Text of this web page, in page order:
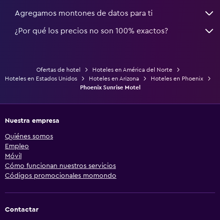
Agregamos montones de datos para ti
¿Por qué los precios no son 100% exactos?
Ofertas de hotel
Hoteles en América del Norte
Hoteles en Estados Unidos
Hoteles en Arizona
Hoteles en Phoenix
Phoenix Sunrise Motel
Nuestra empresa
Quiénes somos
Empleo
Móvil
Cómo funcionan nuestros servicios
Códigos promocionales momondo
Contactar